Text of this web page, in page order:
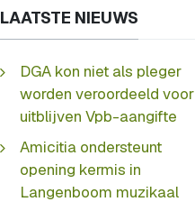
LAATSTE NIEUWS
DGA kon niet als pleger
worden veroordeeld voor
uitblijven Vpb-aangifte
Amicitia ondersteunt
opening kermis in
Langenboom muzikaal